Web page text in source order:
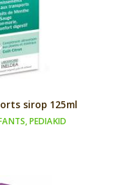
sirop 125ml
,PEDIAKID